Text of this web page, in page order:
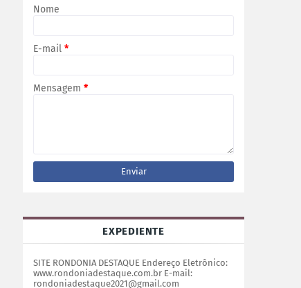
Nome
E-mail *
Mensagem *
EXPEDIENTE
SITE RONDONIA DESTAQUE Endereço Eletrônico:
www.rondoniadestaque.com.br E-mail:
rondoniadestaque2021@gmail.com